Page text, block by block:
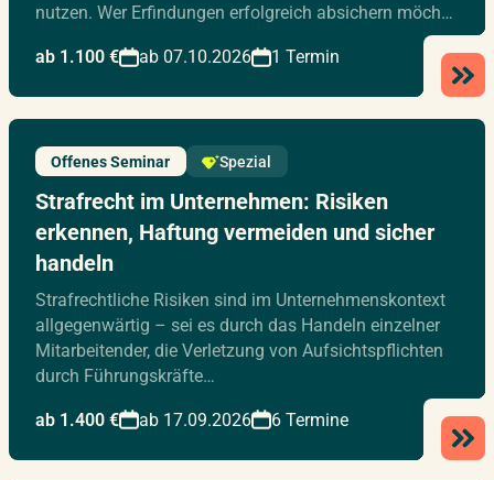
nutzen. Wer Erfindungen erfolgreich absichern möch…
ab 1.100 € ab 07.10.2026 1 Termin
Offenes Seminar Spezial
Strafrecht im Unternehmen: Risiken
erkennen, Haftung vermeiden und sicher
handeln
Strafrechtliche Risiken sind im Unternehmenskontext
allgegenwärtig – sei es durch das Handeln einzelner
Mitarbeitender, die Verletzung von Aufsichtspflichten
durch Führungskräfte…
ab 1.400 € ab 17.09.2026 6 Termine